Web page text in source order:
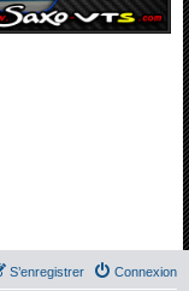
Connexion
S’enregistrer